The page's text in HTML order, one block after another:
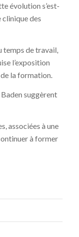
évolution s’est-
clinique des
temps de travail,
l’exposition
la formation.
suggèrent
associées à une
à former